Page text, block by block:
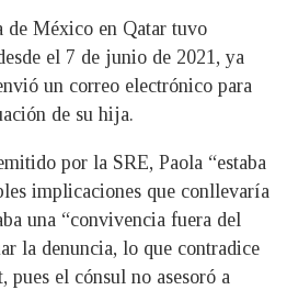
de México en Qatar tuvo
el 7 de junio de 2021, ya
un correo electrónico para
de su hija.
por la SRE, Paola “estaba
implicaciones que conllevaría
una “convivencia fuera del
la denuncia, lo que contradice
pues el cónsul no asesoró a